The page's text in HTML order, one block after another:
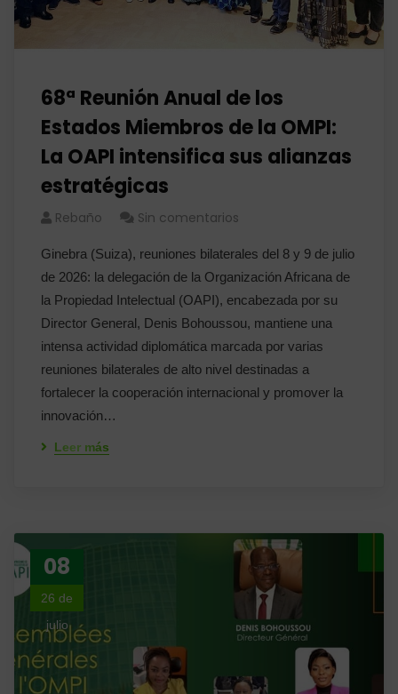
68ª Reunión Anual de los
Estados Miembros de la OMPI:
La OAPI intensifica sus alianzas
estratégicas
Rebaño Sin comentarios
Ginebra (Suiza), reuniones bilaterales del 8 y 9 de julio
de 2026: la delegación de la Organización Africana de
la Propiedad Intelectual (OAPI), encabezada por su
Director General, Denis Bohoussou, mantiene una
intensa actividad diplomática marcada por varias
reuniones bilaterales de alto nivel destinadas a
fortalecer la cooperación internacional y promover la
innovación…
Leer más
08
26 de
julio